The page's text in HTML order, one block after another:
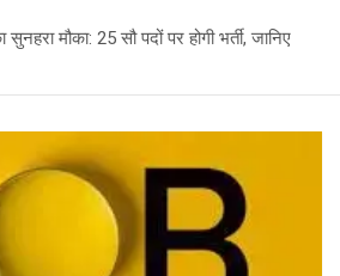
मौका: 25 सौ पदों पर होगी भर्ती, जानिए